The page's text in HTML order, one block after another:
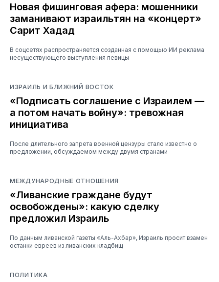
Новая фишинговая афера: мошенники
заманивают израильтян на «концерт»
Сарит Хадад
В соцсетях распространяется созданная с помощью ИИ реклама
несуществующего выступления певицы
ИЗРАИЛЬ И БЛИЖНИЙ ВОСТОК
«Подписать соглашение с Израилем —
а потом начать войну»: тревожная
инициатива
После длительного запрета военной цензуры стало известно о
предложении, обсуждаемом между двумя странами
МЕЖДУНАРОДНЫЕ ОТНОШЕНИЯ
«Ливанские граждане будут
освобождены»: какую сделку
предложил Израиль
По данным ливанской газеты «Аль-Ахбар», Израиль просит взамен
останки евреев из ливанских кладбищ
ПОЛИТИКА